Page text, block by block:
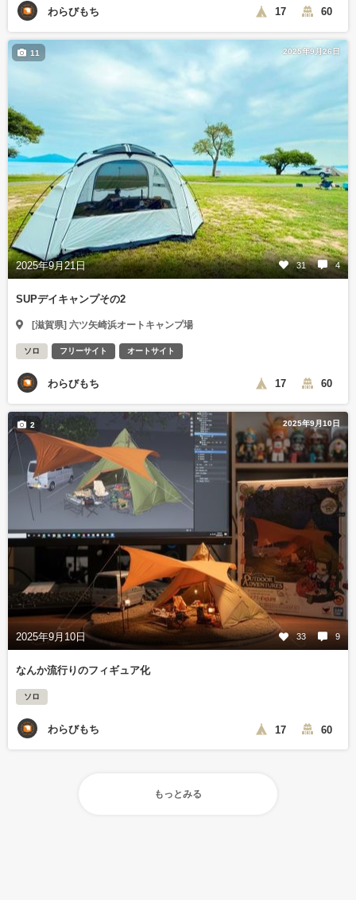
わらびもち 17 60
2025年9月26日
2025年9月21日 31 4
11
SUPデイキャンプその2
[滋賀県] 六ツ矢崎浜オートキャンプ場
ソロ フリーサイト オートサイト
わらびもち 17 60
2025年9月10日
2025年9月10日 33 9
2
なんか流行りのフィギュア化
ソロ
わらびもち 17 60
もっとみる